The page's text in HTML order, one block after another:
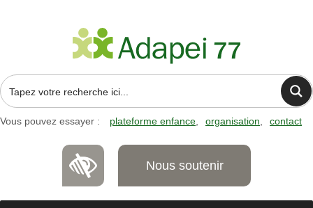
Vous pouvez essayer : plateforme enfance organisation contact
Nous soutenir